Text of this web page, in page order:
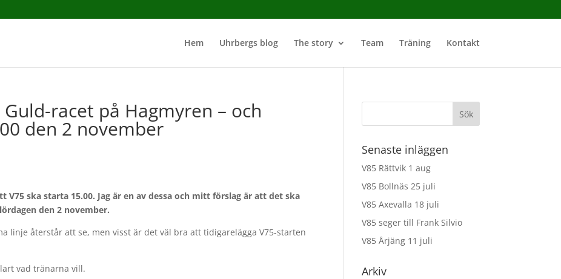
Hem Uhrbergs blog The story Team Träning Kontakt
racet på Hagmyren – och
den 2 november
ska starta 15.00. Jag är en av dessa och mitt förslag är att det ska
den 2 november.
linje återstår att se, men visst är det väl bra att tidigarelägga V75-starten
vad tränarna vill.
Senaste inläggen
V85 Rättvik 1 aug
V85 Bollnäs 25 juli
V85 Axevalla 18 juli
V85 seger till Frank Silvio
V85 Årjäng 11 juli
Arkiv